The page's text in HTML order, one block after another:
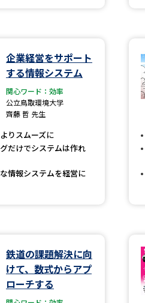
集
夢ナビライブ
準備
る
ルを立てよう
見
企業経営をサポート
する情報システム
関心ワード：効率
公立鳥取環境大学
齊藤 哲 先生
りスムーズに
だけでシステムは作れ
情報システムを経営に
鉄道の課題解決に向
けて、数式からアプ
ローチする